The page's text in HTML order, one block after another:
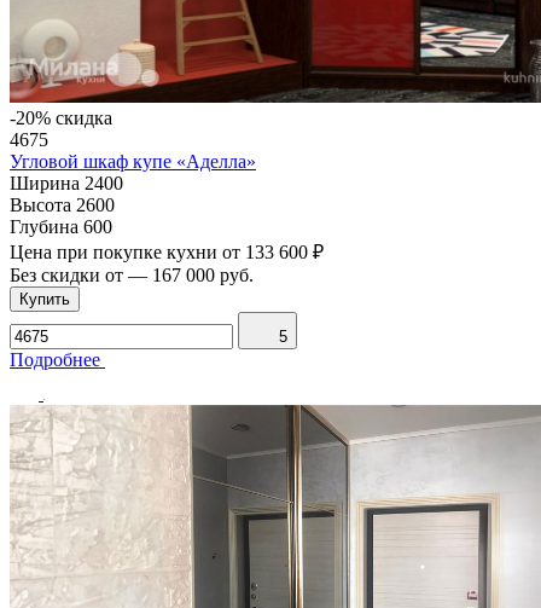
-20% скидка
4675
Угловой шкаф купе «Аделла»
Ширина 2400
Высота 2600
Глубина 600
Цена при покупке кухни от 133 600 ₽
Без скидки от — 167 000 руб.
Купить
5
Подробнее